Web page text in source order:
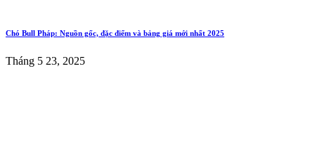
Chó Bull Pháp: Nguồn gốc, đặc điểm và bảng giá mới nhất 2025
Tháng 5 23, 2025